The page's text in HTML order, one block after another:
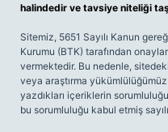
halindedir ve tavsiye niteliği
Sitemiz, 5651 Sayılı Kanun
Kurumu (BTK) tarafından
vermektedir. Bu nedenle,
veya araştırma
yazdıkları içeriklerin
bu sorumluluğu kabul etmiş